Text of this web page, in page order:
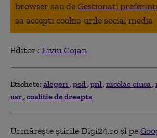
browser sau deGestionați
sa accepti cookie-urile social media
Editor : Liviu Cojan
Etichete: alegeri psd pnl nicolae ciuca
usr coalitie de dreapta
Urmărește știrile Digi24.ro și pe